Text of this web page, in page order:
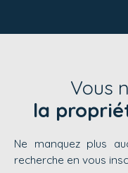
Vous
la
Ne manquez plus
recherche en vous